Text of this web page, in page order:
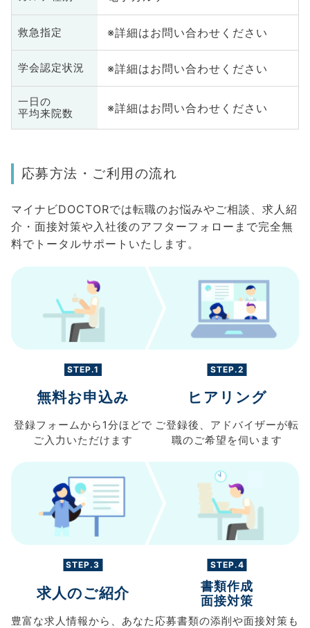
救急指定 ※詳細はお問い合わせください
学会認定状況 ※詳細はお問い合わせください
一日の
平均来院数
※詳細はお問い合わせください
応募方法・ご利用の流れ
マイナビDOCTORでは転職のお悩みやご相談、求人紹
介・面接対策や入社後のアフターフォローまで完全無
料でトータルサポートいたします。
STEP.1
無料お申込み
登録フォームから 1分ほどで
ご入力 いただけます
STEP.2
ヒアリング
ご登録後、 アドバイザーが転
職のご希望を伺います
STEP.3
求人のご紹介
豊富な求人情報から、 あなた
STEP.4
書類作成
面接対策
応募書類の添削や面接対策も